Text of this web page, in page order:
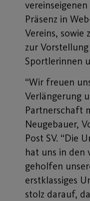
Präsenz in
Vereins, sowie
zur
Sportlerinnen
“Wir freuen
Verlängerung
Partnerschaft
Neugebauer,
Post SV. “Die
hat uns in den
geholfen
erstklassiges
stolz darauf,